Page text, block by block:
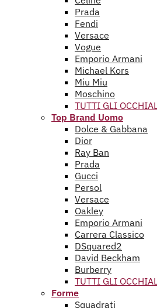
Prada
Fendi
Versace
Vogue
Emporio Armani
Michael Kors
Miu Miu
Moschino
TUTTI GLI
Top Brand Uomo
Dolce & Gabbana
Dior
Ray Ban
Prada
Gucci
Persol
Versace
Oakley
Emporio Armani
Carrera Classico
DSquared2
David Beckham
Burberry
TUTTI GLI
Forme
Squadrati